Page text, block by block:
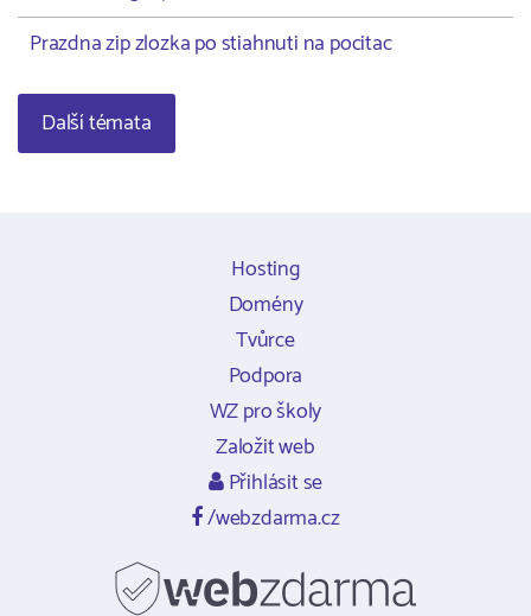
Prazdna zip zlozka po stiahnuti na pocitac
Další témata
Hosting
Domény
Tvůrce
Podpora
WZ pro školy
Založit web
Přihlásit se
/webzdarma.cz